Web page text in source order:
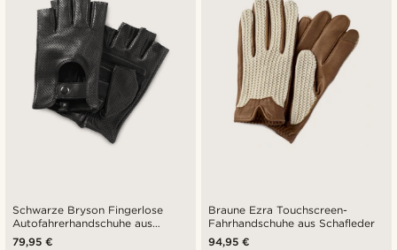
Schwarze Bryson Fingerlose
Autofahrerhandschuhe aus
Schafleder
79,95 €
Braune Ezra Touchscreen-
Fahrhandschuhe aus Schafleder
94,95 €